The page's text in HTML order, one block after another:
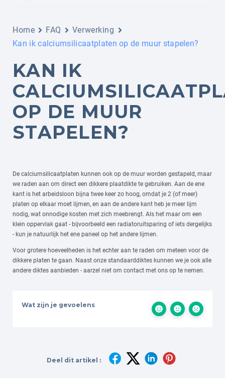
Home FAQ
Verwerking
Kan ik calciumsilicaatplaten op de muur stapelen?
KAN IK
OP DE MUUR
STAPELEN?
De calciumsilicaatplaten kunnen ook op de muur worden gestapeld, maar
we raden aan om direct een dikkere plaatdikte te gebruiken. Aan de ene
kant is het arbeidsloon bijna twee keer zo hoog, omdat je 2 (of meer)
platen op elkaar moet lijmen, en aan de andere kant heb je meer lijm
nodig, wat onnodige kosten met zich meebrengt. Als het maar om een
klein oppervlak gaat - bijvoorbeeld een radiatoruitsparing of iets dergelijks
- kun je natuurlijk het ene paneel op het andere lijmen.
Voor grotere hoeveelheden is het echter aan te raden om meteen voor de
dikkere platen te gaan. Naast onze standaarddiktes kunnen we je ook alle
andere diktes aanbieden - aarzel niet om contact met ons op te nemen.
Wat zijn je gevoelens
Deel dit artikel :